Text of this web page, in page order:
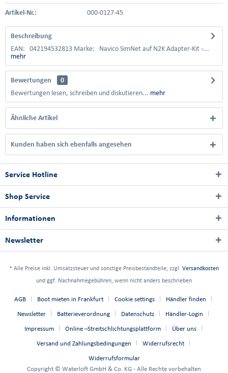
Artikel-Nr.: 000-0127-45
Beschreibung
EAN: 042194532813 Marke: Navico SimNet auf N2K Adapter-Kit -...
mehr
Bewertungen
0
Bewertungen lesen, schreiben und diskutieren... mehr
Ähnliche Artikel
Kunden haben sich ebenfalls angesehen
Service Hotline
Shop Service
Informationen
Newsletter
* Alle Preise inkl. Umsatzsteuer und sonstige Preisbestandteile; zzgl. Versandkosten
und ggf. Nachnahmegebühren, wenn nicht anders beschrieben
AGB Boot mieten in Frankfurt Cookie settings Händler finden
Newsletter Batterieverordnung Datenschutz Händler-Login
Impressum Online –Streitschlichtungsplattform Über uns
Versand und Zahlungsbedingungen Widerrufsrecht
Widerrufsformular
Copyright © Waterloft GmbH & Co. KG - Alle Rechte vorbehalten